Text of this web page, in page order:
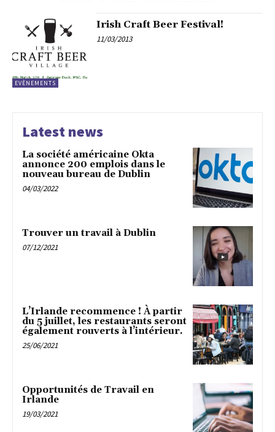
EVÈNEMENTS
Irish Craft Beer Festival!
11/03/2013
Latest news
La société américaine Okta
annonce 200 emplois dans le
nouveau bureau de Dublin
04/03/2022
Trouver un travail à Dublin
07/12/2021
L’Irlande recommence ! À partir
du 5 juillet, les restaurants seront
également rouverts à l’intérieur.
25/06/2021
Opportunités de Travail en
Irlande
19/03/2021